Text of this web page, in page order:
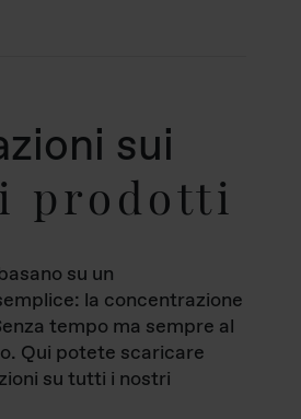
sui
prodotti
su un
la concentrazione
tempo ma sempre al
Qui potete scaricare
su tutti i nostri